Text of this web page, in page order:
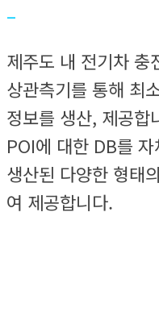
–
제주도 내 전기차 충
상관측기를 통해
정보를 생산, 제공합
POI에 대한 DB를
생산된 다양한 형태
여 제공합니다.